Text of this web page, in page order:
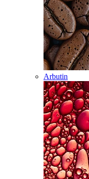
Arbutin